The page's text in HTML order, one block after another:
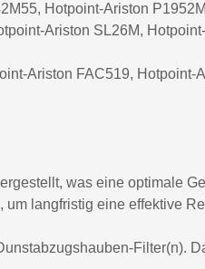
Hotpoint-Ariston
Ariston SL26M,
Ariston FAC519,
was eine optimale
langfristig eine effektive
Filter(n).